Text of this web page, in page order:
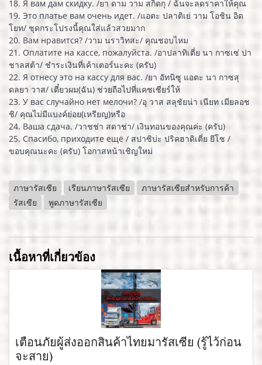
18. Я вам дам скидку. /ยา ดาม วาม สกิดกุ / ฉันจะลดราคาให้คุณ
19. Это платье вам очень идет. /แอตะ ปลาติเย่ วาม โอชิน อิด
โยท/ ชุดกระโปรงนี้คุณใส่แล้วสวยมาก
20. Вам нравится? /วาม นราวิทสะ/ คุณชอบไหม
21. Оплатите на кассе, пожалуйста. /อาปลาทิเตี่ย นา กาซเซ่ ปา
ชาลสต้า/ ชำระเงินที่เค้าเตอร์นะคะ (ครับ)
22. Я отнесу это на кассу для вас. /ยา อัทนิซู แอตะ นา กาซสุ
ดลยา วาส/ เดี๋ยวผม(ฉัน) ช่วยถือไปที่แคชเชียร์ให้
23. У вас случайно нет мелочи? /อุ วาส สลุชัยน่า เนียท เมียลอช
ชิ/ คุณไม่มีแบงค์ย่อย(เหรียญ)หรือ
24. Ваша сдача. /วาชช่า สดาช่า/ เงินทอนของคุณค่ะ (ครับ)
25. Спасибо, приходите ещё / สปาซิบ่ะ ปริคฮาดิเตี่ย ยีโช /
ขอบคุณนะคะ (ครับ) โอกาสหน้าเชิญใหม่
ภาษารัสเซีย เรียนภาษารัสเซีย
ภาษารัสเซียสำหรับการค้า
รัสเซีย
พูดภาษารัสเซีย
เนื้อหาที่เกี่ยวข้อง
เตือนภัยผู้ส่งออกสินค้าไทยมารัสเซีย (รู้ไว้ก่อน
จะสาย)